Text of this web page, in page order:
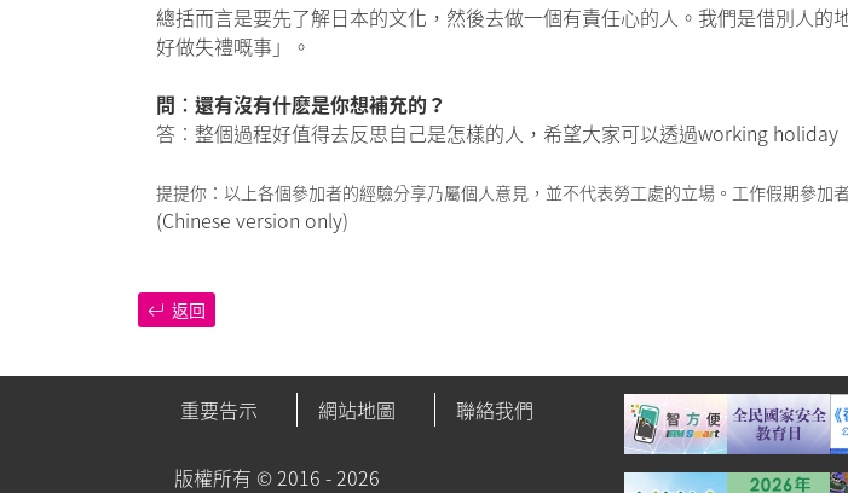
總括而言是要先了解日本的文化，然後去做一個有責任心的人。我們是借別人
好做失禮嘅事」。
問︰還有沒有什麽是你想補充的？
答︰整個過程好值得去反思自己是怎樣的人，希望大家可以透過working
提提你：以上各個參加者的經驗分享乃屬個人意見，並不代表勞工處的立場。工作假期參加
(Chinese version only)
返回
重要告示 網站地圖 聯絡我們
版權所有 ©2016 - 2026